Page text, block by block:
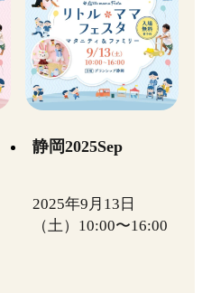
静岡2025Sep
2025年9月13日
（土）10:00〜16:00